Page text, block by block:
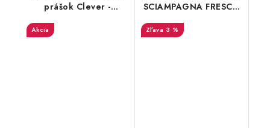
prášok Clever -
2,1kg/42praní
Akcia
SCIAMPAGNA FRESCO
990g/22PD
3 %